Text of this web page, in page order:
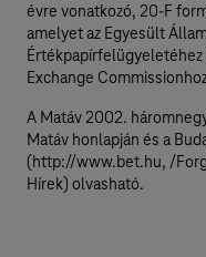
évre vonatkozó, 20-F
amelyet az Egyesült
Értékpapírfelügyeletéhez
Exchange
A Matáv 2002.
Matáv honlapján és a
(http://www.bet.hu, /
Hírek) olvasható.